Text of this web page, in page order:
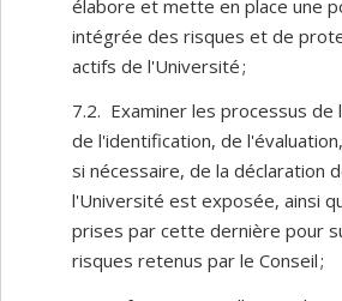
élabore et mette en place une
intégrée des risques et de
actifs de l'Université ;
7.2. Examiner les processus de
de l'identification, de
si nécessaire, de la déclaration
l'Université est exposée, ainsi
prises par cette dernière pour
risques retenus par le Conseil ;